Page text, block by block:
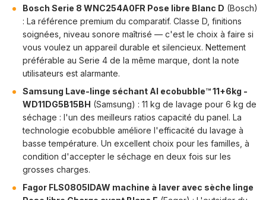
Bosch Serie 8 WNC254A0FR Pose libre Blanc D (Bosch)
: La référence premium du comparatif. Classe D, finitions
soignées, niveau sonore maîtrisé — c'est le choix à faire si
vous voulez un appareil durable et silencieux. Nettement
préférable au Serie 4 de la même marque, dont la note
utilisateurs est alarmante.
Samsung Lave-linge séchant AI ecobubble™ 11+6kg -
WD11DG5B15BH (Samsung) : 11 kg de lavage pour 6 kg de
séchage : l'un des meilleurs ratios capacité du panel. La
technologie ecobubble améliore l'efficacité du lavage à
basse température. Un excellent choix pour les familles, à
condition d'accepter le séchage en deux fois sur les
grosses charges.
Fagor FLS0805IDAW machine à laver avec sèche linge